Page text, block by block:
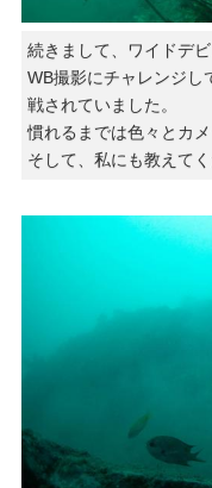
続きまして、ワイドデ
WB撮影にチャレンジし
戦されていました。
慣れるまでは色々とカ
そして、私にも教えて